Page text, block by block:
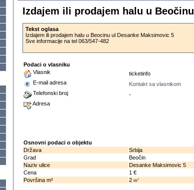
Izdajem ili prodajem halu u Beočinu
Tekst oglasa
Izdajem ili prodajem halu u Beocinu ul Desanke Maksimovic 5
Sve informacije na tel 063/547-482
Podaci o vlasniku
Vlasnik
ticketinfo
E-mail adresa
Kontakt sa vlasnikom
Telefonski broj
-
Adresa
Osnovni podaci o objektu
Država
Srbija
Grad
Beočin
Naziv ulice
Desanke Maksimovic 5
Cena
1 €
Površina m²
2 m2